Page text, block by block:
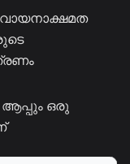
ഒരു